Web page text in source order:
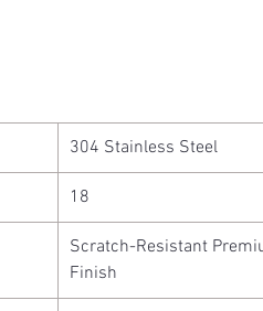
304 Stainless Steel
18
Scratch-Resistant
Finish